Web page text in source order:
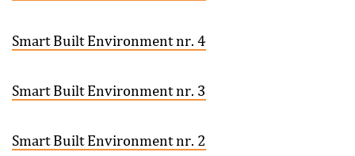
Smart Built Environment nr. 4
Smart Built Environment nr. 3
Smart Built Environment nr. 2